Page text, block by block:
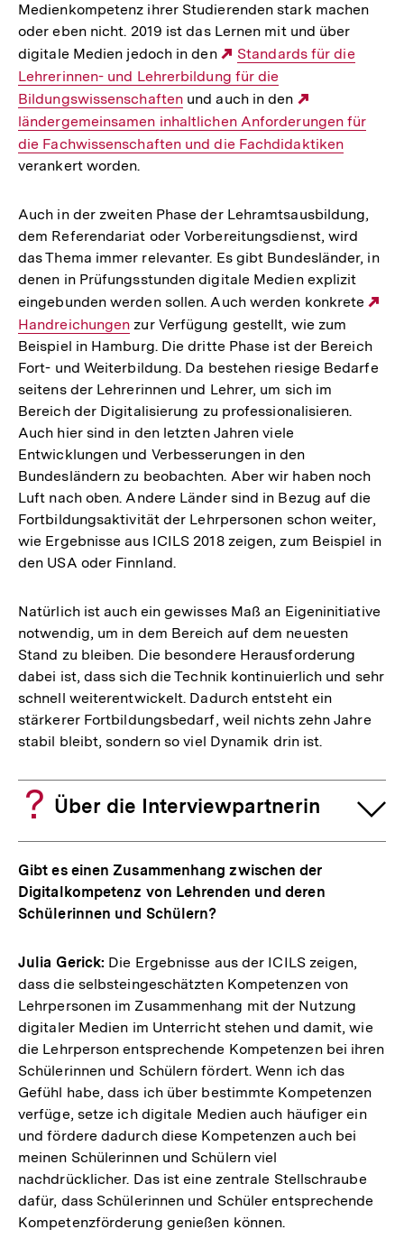
Medienkompetenz ihrer Studierenden stark machen
oder eben nicht. 2019 ist das Lernen mit und über
digitale Medien jedoch in den
Externer
Link:
Standards für die
Lehrerinnen- und Lehrerbildung für die
Bildungswissenschaftenund auch in den
Link:
ländergemeinsamen inhaltlichen Anforderungen für
die Fachwissenschaften und die Fachdidaktiken
verankert worden.
Auch in der zweiten Phase der Lehramtsausbildung,
dem Referendariat oder Vorbereitungsdienst, wird
das Thema immer relevanter. Es gibt Bundesländer, in
denen in Prüfungsstunden digitale Medien explizit
eingebunden werden sollen. Auch werden konkrete
Handreichungen zur Verfügung gestellt, wie zum
Beispiel in Hamburg. Die dritte Phase ist der Bereich
Fort- und Weiterbildung. Da bestehen riesige Bedarfe
seitens der Lehrerinnen und Lehrer, um sich im
Bereich der Digitalisierung zu professionalisieren.
Auch hier sind in den letzten Jahren viele
Entwicklungen und Verbesserungen in den
Bundesländern zu beobachten. Aber wir haben noch
Luft nach oben. Andere Länder sind in Bezug auf die
Fortbildungsaktivität der Lehrpersonen schon weiter,
wie Ergebnisse aus ICILS 2018 zeigen, zum Beispiel in
den USA oder Finnland.
Natürlich ist auch ein gewisses Maß an Eigeninitiative
notwendig, um in dem Bereich auf dem neuesten
Stand zu bleiben. Die besondere Herausforderung
dabei ist, dass sich die Technik kontinuierlich und sehr
schnell weiterentwickelt. Dadurch entsteht ein
stärkerer Fortbildungsbedarf, weil nichts zehn Jahre
stabil bleibt, sondern so viel Dynamik drin ist.
Über die Interviewpartnerin
Gibt es einen Zusammenhang zwischen der
Digitalkompetenz von Lehrenden und deren
Schülerinnen und Schülern?
Julia Gerick: Die Ergebnisse aus der ICILS zeigen,
dass die selbsteingeschätzten Kompetenzen von
Lehrpersonen im Zusammenhang mit der Nutzung
digitaler Medien im Unterricht stehen und damit, wie
die Lehrperson entsprechende Kompetenzen bei ihren
Schülerinnen und Schülern fördert. Wenn ich das
Gefühl habe, dass ich über bestimmte Kompetenzen
verfüge, setze ich digitale Medien auch häufiger ein
und fördere dadurch diese Kompetenzen auch bei
meinen Schülerinnen und Schülern viel
nachdrücklicher. Das ist eine zentrale Stellschraube
dafür, dass Schülerinnen und Schüler entsprechende
Kompetenzförderung genießen können.